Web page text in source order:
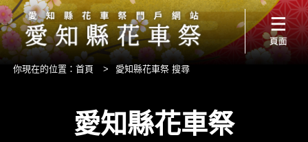
你現在的位置： 首頁 > 愛知縣花車祭 搜尋
愛知縣花車祭